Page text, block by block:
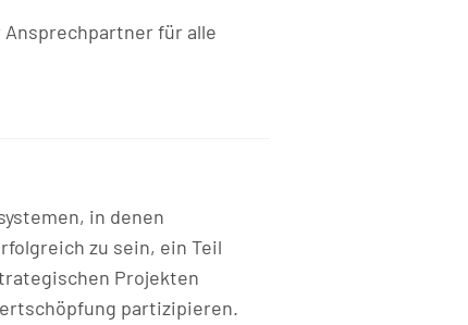
für alle
in denen
zu sein, ein Teil
Projekten
partizipieren.